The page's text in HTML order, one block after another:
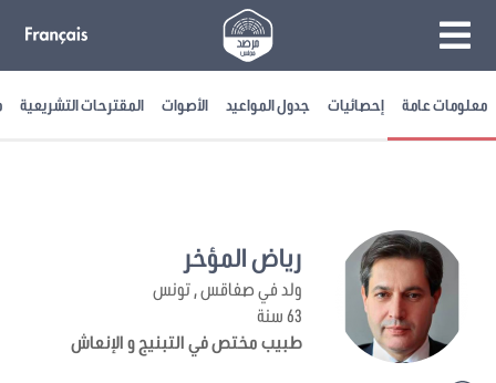
معلومات عامة إحصائيات جدول المواعيد الأصوات المقترحات التشريعية
رياض المؤخر
ولد في صفاقس , تونس
63 سنة
طبيب مختص في التبنيج و الإنعاش